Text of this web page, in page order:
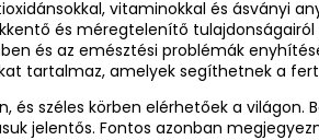
vitaminokkal és ásványi
és méregtelenítő
és az emésztési problémák
tartalmaz, amelyek segíthetnek a
és széles körben elérhetőek a
jelentős. Fontos azonban